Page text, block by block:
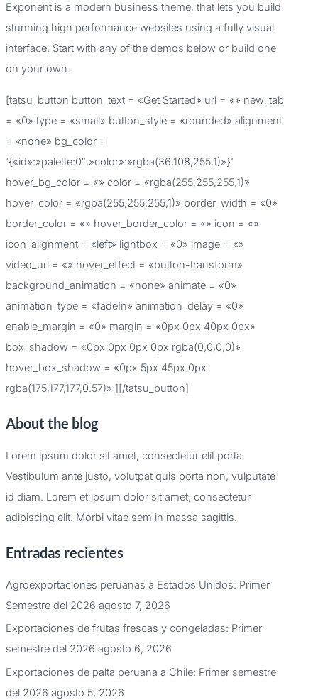
r
:
Exponent is a modern business theme, that lets you build
stunning high performance websites using a fully visual
interface. Start with any of the demos below or build one
on your own.
[tatsu_button button_text = «Get Started» url = «» new_tab
= «0» type = «small» button_style = «rounded» alignment
= «none» bg_color =
‘{«id»:»palette:0″,»color»:»rgba(36,108,255,1)»}’
hover_bg_color = «» color = «rgba(255,255,255,1)»
hover_color = «rgba(255,255,255,1)» border_width = «0»
border_color = «» hover_border_color = «» icon = «»
icon_alignment = «left» lightbox = «0» image = «»
video_url = «» hover_effect = «button-transform»
background_animation = «none» animate = «0»
animation_type = «fadeIn» animation_delay = «0»
enable_margin = «0» margin = «0px 0px 40px 0px»
box_shadow = «0px 0px 0px 0px rgba(0,0,0,0)»
hover_box_shadow = «0px 5px 45px 0px
rgba(175,177,177,0.57)» ][/tatsu_button]
About the blog
Lorem ipsum dolor sit amet, consectetur elit porta.
Vestibulum ante justo, volutpat quis porta non, vulputate
id diam. Lorem et ipsum dolor sit amet, consectetur
adipiscing elit. Morbi vitae sem in massa sagittis.
Entradas recientes
Agroexportaciones peruanas a Estados Unidos: Primer
Semestre del 2026 agosto 7, 2026
Exportaciones de frutas frescas y congeladas: Primer
semestre del 2026 agosto 6, 2026
Exportaciones de palta peruana a Chile: Primer semestre
del 2026 agosto 5, 2026